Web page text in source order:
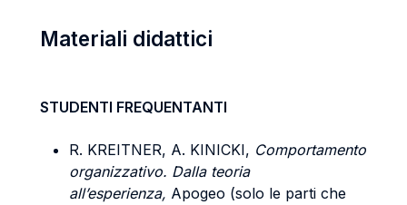
Materiali didattici
STUDENTI FREQUENTANTI
R. KREITNER, A. KINICKI, Comportamento
organizzativo. Dalla teoria
all’esperienza, Apogeo (solo le parti che